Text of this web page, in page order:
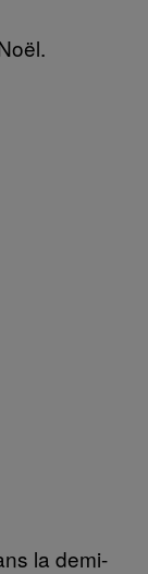
la demi-